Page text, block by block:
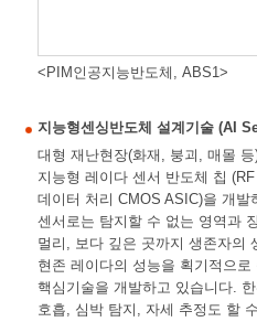
<PIM인공지능반도체, ABS1>
지능형센싱반도체 설계기술 (AI
대형 재난현장(화재, 붕괴, 매몰
지능형 레이다 센서 반도체 칩
데이터 처리 CMOS ASIC)을 개
센서로는 탐지할 수 없는 영역과
멀리, 보다 깊은 곳까지 생존자의
현존 레이다의 성능을 획기적으로
핵심기술을 개발하고 있습니다.
호흡, 심박 탐지, 자세 추정도 할